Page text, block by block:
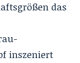
das
inszeniert